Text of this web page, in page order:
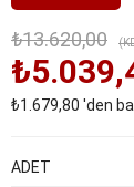
₺13.620,00
₺1.679,80 'den
ADET